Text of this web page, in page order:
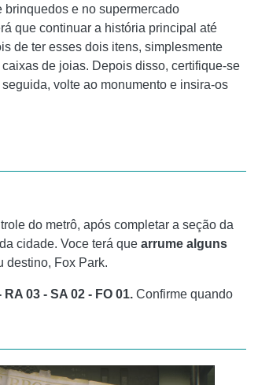
e no supermercado
que continuar a história principal até
de ter esses dois itens, simplesmente
de joias. Depois disso, certifique-se
volte ao monumento e insira-os
do metrô, após completar a seção da
cidade. Voce terá que arrume alguns
destino, Fox Park.
RA 03 - SA 02 - FO 01. Confirme quando